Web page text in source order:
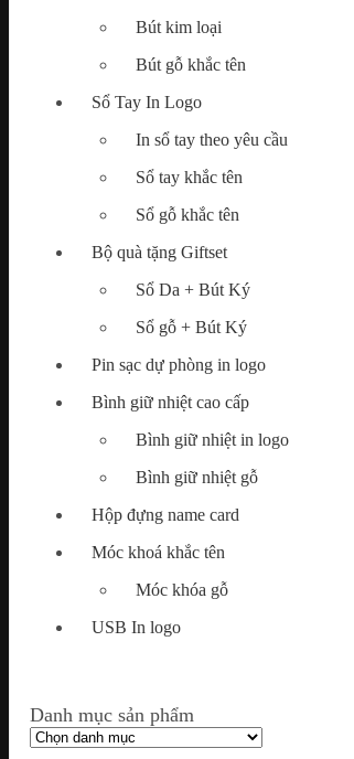
kiếm:
Chưa có sản phẩm trong giỏ hàng.
Bút kim loại
Bút gỗ khắc tên
Sổ Tay In Logo
In sổ tay theo yêu cầu
Sổ tay khắc tên
Sổ gỗ khắc tên
Bộ quà tặng Giftset
Sổ Da + Bút Ký
Sổ gỗ + Bút Ký
Pin sạc dự phòng in logo
Bình giữ nhiệt cao cấp
Bình giữ nhiệt in logo
Bình giữ nhiệt gỗ
Hộp đựng name card
Móc khoá khắc tên
Móc khóa gỗ
USB In logo
Danh mục sản phẩm